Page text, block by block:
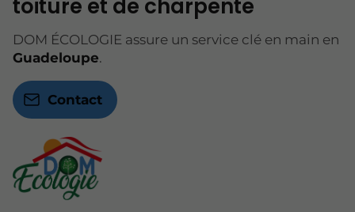
toiture et de charpente
DOM ÉCOLOGIE assure un service clé en main en
Guadeloupe.
Contact